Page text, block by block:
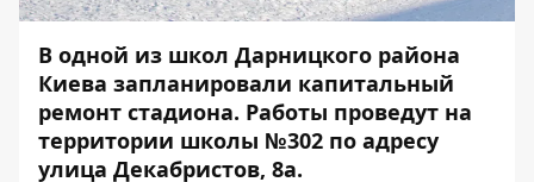
В одной из школ Дарницкого района
Киева запланировали капитальный
ремонт стадиона. Работы проведут на
территории школы №302 по адресу
улица Декабристов, 8а.